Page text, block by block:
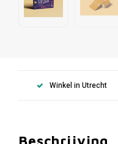
Winkel in Utrecht
Beschrijving